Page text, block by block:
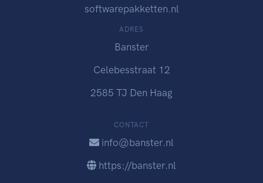
softwarepakketten.nl
ADRES
Banster
Celebesstraat 12
2585 TJ Den Haag
CONTACT
info@banster.nl
https://banster.nl